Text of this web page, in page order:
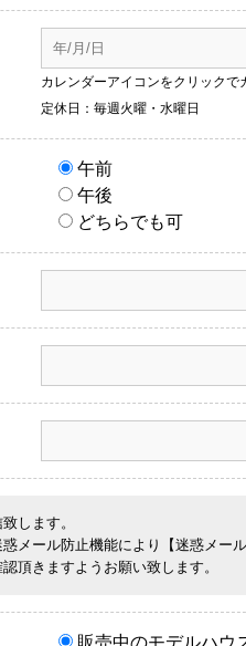
カレンダーアイコンをクリックで
定休日：毎週火曜・水曜日
午前
午後
どちらでも可
します。
メール防止機能により【迷惑メー
頂きますようお願い致します。